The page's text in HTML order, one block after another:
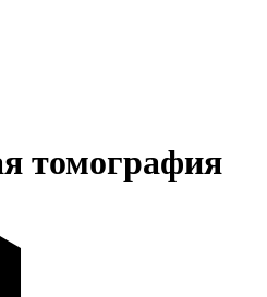
томография